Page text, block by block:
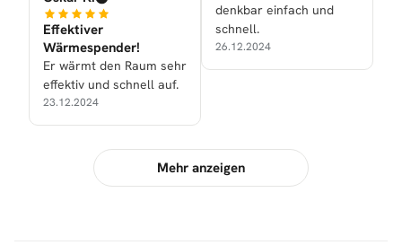
Effektiver
Wärmespender!
Er wärmt den Raum sehr
effektiv und schnell auf.
23.12.2024
denkbar einfach und
schnell.
26.12.2024
Mehr anzeigen